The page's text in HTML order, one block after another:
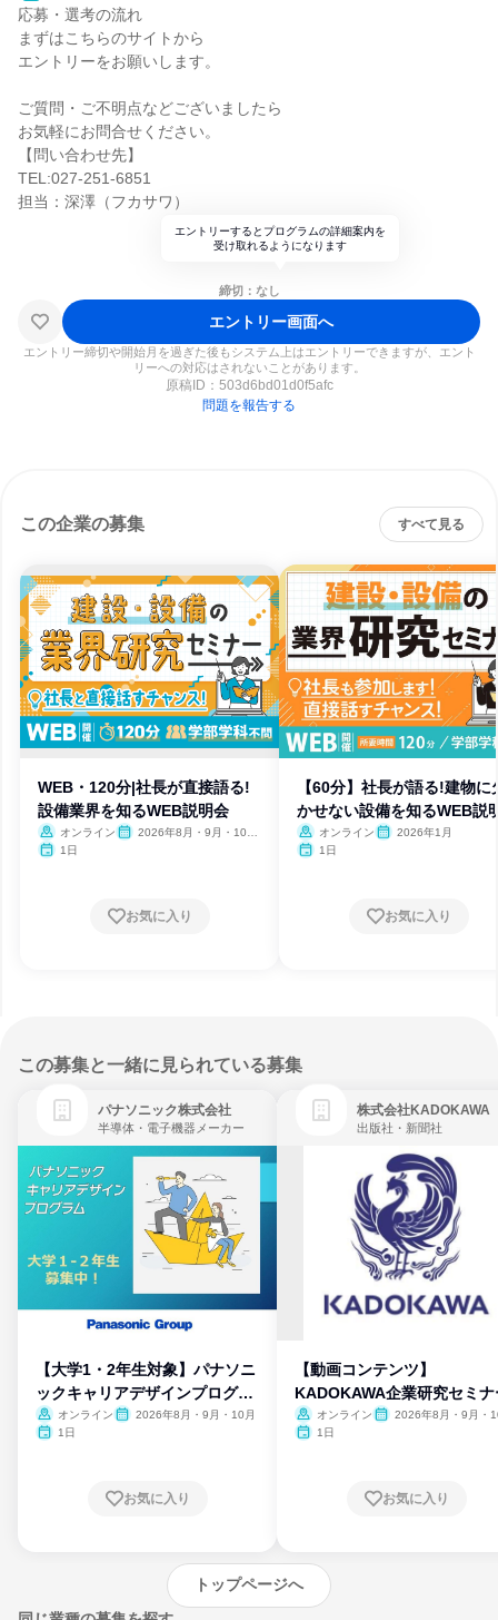
応募・選考の流れ
まずはこちらのサイトから
エントリーをお願いします。
ご質問・ご不明点などございましたら
お気軽にお問合せください。
【問い合わせ先】
TEL:027-251-6851
担当：深澤（フカサワ）
エントリーするとプログラムの詳細案内を
受け取れるようになります
締切：なし
エントリー画面へ
エントリー締切や開始月を過ぎた後もシステム上はエントリーできますが、エント
リーへの対応はされないことがあります。
原稿ID： 503d6bd01d0f5afc
問題を報告する
この企業の募集 すべて見る
WEB・120分|社長が直接語る!
設備業界を知るWEB説明会
オンライン
2026年8月・9月・10
1日
お気に入り
【60分】社長が語る!建物に
かせない設備を知るWEB説
オンライン
2026年1月
1日
お気に入り
この募集と一緒に見られている募集
パナソニック株式会社
半導体・電子機器メーカー
【大学1・2年生対象】パナソニ
ックキャリアデザインプログラ
ム
オンライン
2026年8月・9月・10月
1日
お気に入り
株式会社KADOKAWA
出版社・新聞社
【動画コンテンツ】
KADOKAWA企業研究セミナ
オンライン
2026年8月・9月・
1日
お気に入り
トップページへ